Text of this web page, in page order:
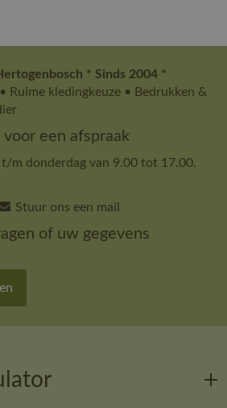
* Sinds 2004 *
Ruime kledingkeuze • Bedrukken &
een afspraak
m donderdag van 9.00 tot 17.00.
Stuur ons een mail
of uw gegevens